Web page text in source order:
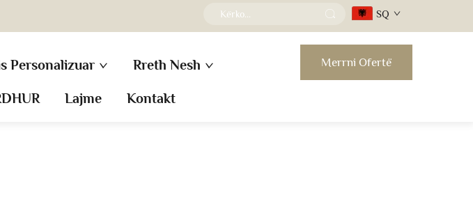
SQ
Personalizuar Rreth Nesh
Lajme Kontakt
Merrni Ofertë